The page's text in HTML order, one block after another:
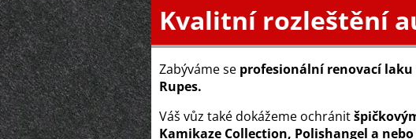
Kvalitní rozleštění
Zabýváme se profesionální renovací laku
Rupes.
Váš vůz také dokážeme ochránit
Kamikaze Collection, Polishangel a nebo